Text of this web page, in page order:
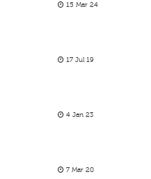
15 Mar 24
17 Jul 19
4 Jan 23
7 Mar 20